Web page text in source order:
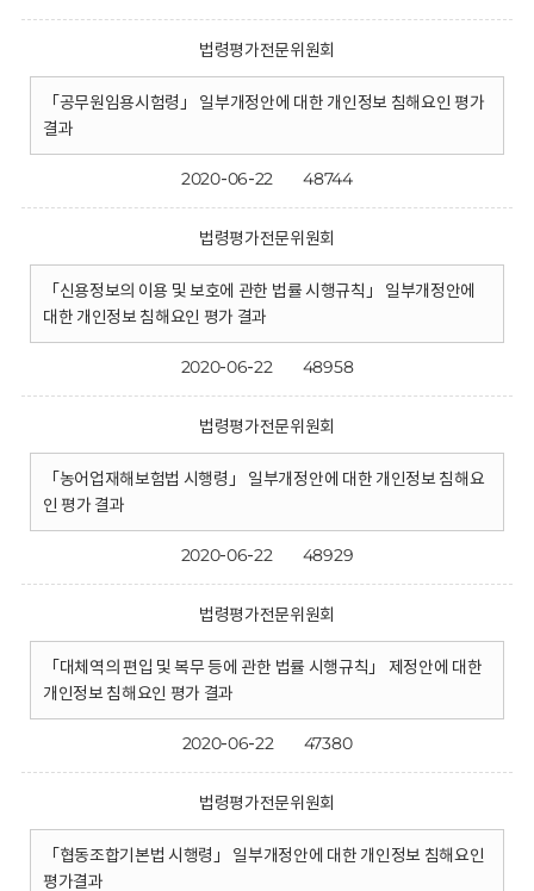
법령평가전문위원회
「공무원임용시험령」 일부개정안에 대한 개인정보 침해요인 평가
결과
2020-06-22 48744
법령평가전문위원회
「신용정보의 이용 및 보호에 관한 법률 시행규칙」 일부개정안에
대한 개인정보 침해요인 평가 결과
2020-06-22 48958
법령평가전문위원회
「농어업재해보험법 시행령」 일부개정안에 대한 개인정보 침해요
인 평가 결과
2020-06-22 48929
법령평가전문위원회
「대체역의 편입 및 복무 등에 관한 법률 시행규칙」 제정안에 대한
개인정보 침해요인 평가 결과
2020-06-22 47380
법령평가전문위원회
「협동조합기본법 시행령」 일부개정안에 대한 개인정보 침해요인
평가결과